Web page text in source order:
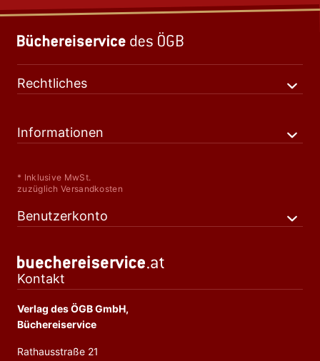
Rechtliches
Informationen
* Inklusive MwSt.
zuzüglich Versandkosten
Benutzerkonto
Kontakt
Verlag des ÖGB GmbH,
Büchereiservice
Rathausstraße 21